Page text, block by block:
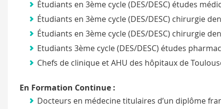
Étudiants en 3ème cycle (DES/DESC) études
Étudiants en 3ème cycle (DES/DESC) chirurgie
Étudiants en 3ème cycle (DES/DESC) chirurgie
Etudiants 3ème cycle (DES/DESC) études
Chefs de clinique et AHU des hôpitaux de
En Formation Continue :
Docteurs en médecine titulaires d’un diplôme